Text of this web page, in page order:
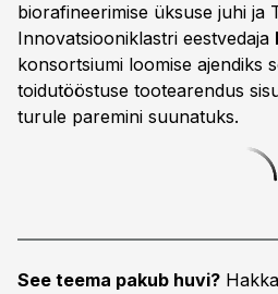
biorafineerimise üksuse juhi ja
Innovatsiooniklastri eestvedaja
konsortsiumi loomise ajendiks
toidutööstuse tootearendus
turule paremini suunatuks.
See teema pakub huvi?